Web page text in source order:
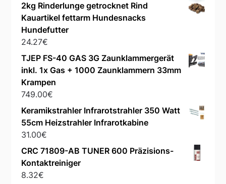
2kg Rinderlunge getrocknet Rind
Kauartikel fettarm Hundesnacks
Hundefutter
24.27€
TJEP FS-40 GAS 3G Zaunklammergerät
inkl. 1x Gas + 1000 Zaunklammern 33mm
Krampen
749.00€
Keramikstrahler Infrarotstrahler 350 Watt
55cm Heizstrahler Infrarotkabine
31.00€
CRC 71809-AB TUNER 600 Präzisions-
Kontaktreiniger
8.32€